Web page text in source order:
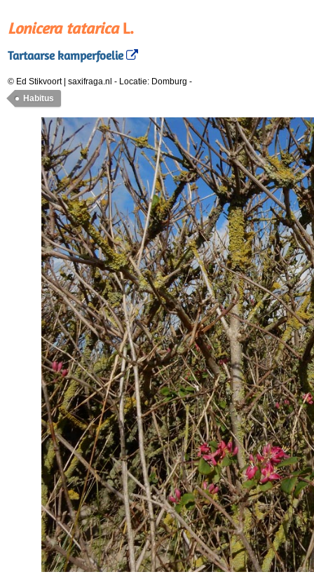
Lonicera tataricaL.
Tartaarse kamperfoelie
© Ed Stikvoort | saxifraga.nl - Locatie: Domburg -
Habitus